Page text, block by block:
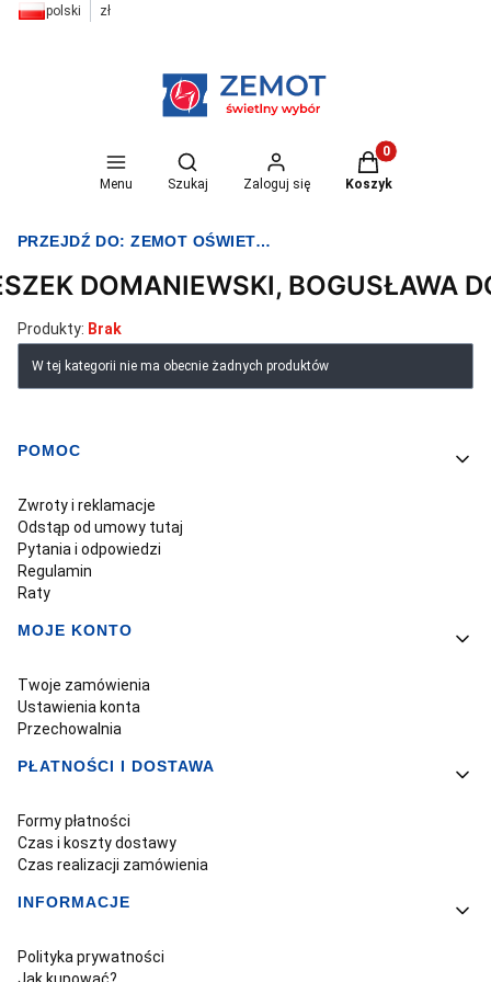
polski zł
Menu
Otwórz wyszukiwarkę
Szukaj Zaloguj się
Produkty w
Koszyk
PRZEJDŹ DO:ZEMOT OŚWIETLENIE I ELEKTRYKA
DOMANIEWSKI, BOGUSŁAWA
Produkty: Brak
Lista produktów
W tej kategorii nie ma obecnie żadnych produktów
Linki w stopce
POMOC
Zwroty i reklamacje
Odstąp od umowy tutaj
Pytania i odpowiedzi
Regulamin
Raty
MOJE KONTO
Twoje zamówienia
Ustawienia konta
Przechowalnia
PŁATNOŚCI I DOSTAWA
Formy płatności
Czas i koszty dostawy
Czas realizacji zamówienia
INFORMACJE
Polityka prywatności